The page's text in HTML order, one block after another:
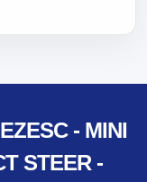
- MINI
STEER -